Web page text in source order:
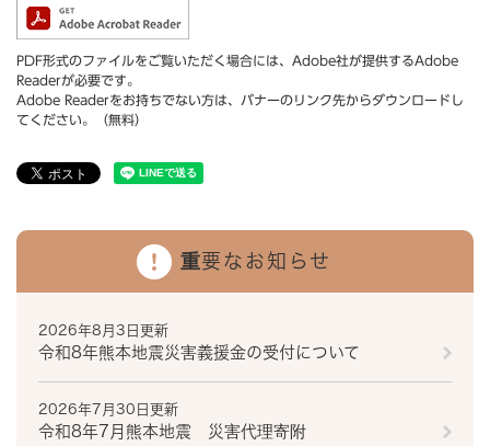
PDF形式のファイルをご覧いただく場合には、Adobe社が提供するAdobe
Readerが必要です。
Adobe Readerをお持ちでない方は、バナーのリンク先からダウンロードし
てください。（無料）
重要なお知らせ
2026年8月3日更新
令和8年熊本地震災害義援金の受付について
2026年7月30日更新
令和8年7月熊本地震 災害代理寄附